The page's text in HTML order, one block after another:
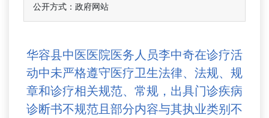
公开方式：政府网站
华容县中医医院医务人员李中奇在诊疗活
动中未严格遵守医疗卫生法律、法规、规
章和诊疗相关规范、常规，出具门诊疾病
诊断书不规范且部分内容与其执业类别不